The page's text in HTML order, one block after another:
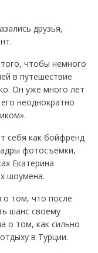
друзья,
чтобы немного
в путешествие
Он уже много лет
неоднократно
себя как бойфренд
фотосъемки,
Екатерина
шоумена.
о том, что после
шанс своему
о том, как сильно
в Турции.